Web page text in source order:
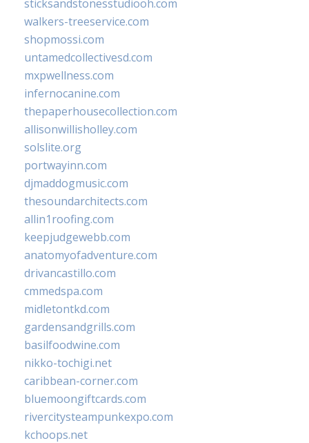
sticksandstonesstudiooh.com
walkers-treeservice.com
shopmossi.com
untamedcollectivesd.com
mxpwellness.com
infernocanine.com
thepaperhousecollection.com
allisonwillisholley.com
solslite.org
portwayinn.com
djmaddogmusic.com
thesoundarchitects.com
allin1roofing.com
keepjudgewebb.com
anatomyofadventure.com
drivancastillo.com
cmmedspa.com
midletontkd.com
gardensandgrills.com
basilfoodwine.com
nikko-tochigi.net
caribbean-corner.com
bluemoongiftcards.com
rivercitysteampunkexpo.com
kchoops.net